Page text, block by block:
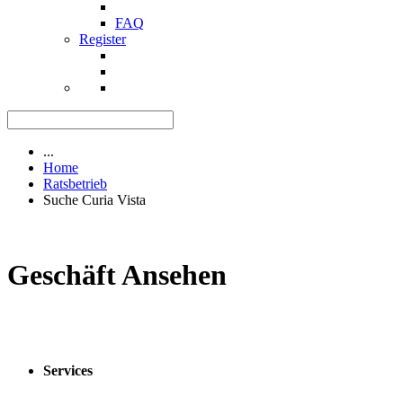
FAQ
Register
...
Home
Ratsbetrieb
Suche Curia Vista
Geschäft Ansehen
Services